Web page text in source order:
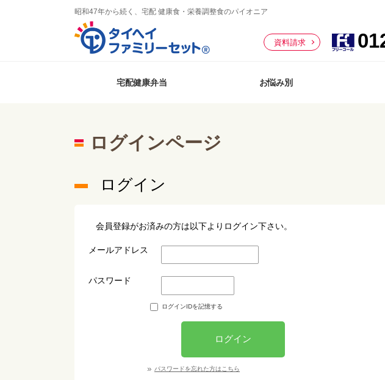
昭和47年から続く、宅配 健康食・栄養調整食のパイオニア
資料請求
宅配健康弁当 お悩み別
ログインページ
ログイン
会員登録がお済みの方は以下よりログイン下さい。
メールアドレス
パスワード
ログインIDを記憶する
ログイン
パスワードを忘れた方はこちら